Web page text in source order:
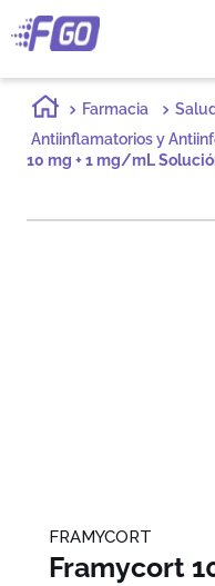
Farmacia
Antiinflamatorios y
10 mg + 1 mg/mL
FRAMYCORT
Framycort